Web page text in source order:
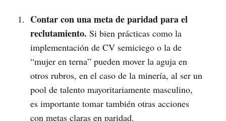
Contar con una meta de paridad para el
reclutamiento. Si bien prácticas como la
implementación de CV semiciego o la de
“mujer en terna” pueden mover la aguja en
otros rubros, en el caso de la minería, al ser un
pool de talento mayoritariamente masculino,
es importante tomar también otras acciones
con metas claras en paridad.